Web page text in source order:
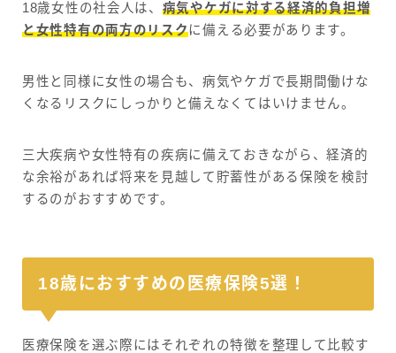
18歳女性の社会人は、 病気やケガに対する経済的負担増
と女性特有の両方のリスクに備える必要があります。
男性と同様に女性の場合も、病気やケガで長期間働けな
くなるリスクにしっかりと備えなくてはいけません。
三大疾病や女性特有の疾病に備えておきながら、経済的
な余裕があれば将来を見越して貯蓄性がある保険を検討
するのがおすすめです。
18歳におすすめの医療保険5選！
医療保険を選ぶ際にはそれぞれの特徴を整理して比較す